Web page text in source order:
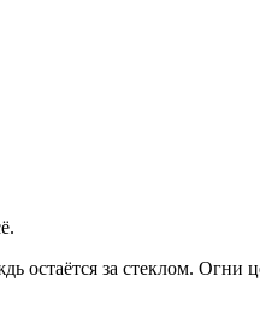
за стеклом.